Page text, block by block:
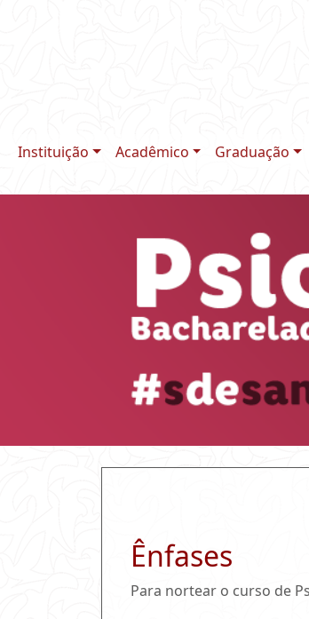
Instituição Acadêmico Graduação
Ênfases
Para nortear o curso de